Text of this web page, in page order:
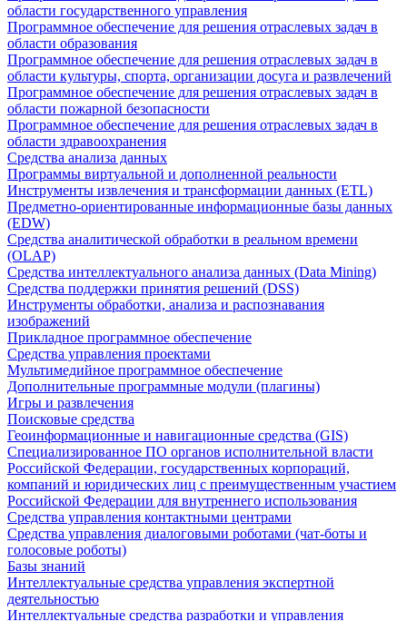
области государственного управления
Программное обеспечение для решения отраслевых задач в
области образования
Программное обеспечение для решения отраслевых задач в
области культуры, спорта, организации досуга и развлечений
Программное обеспечение для решения отраслевых задач в
области пожарной безопасности
Программное обеспечение для решения отраслевых задач в
области здравоохранения
Средства анализа данных
Программы виртуальной и дополненной реальности
Инструменты извлечения и трансформации данных (ETL)
Предметно-ориентированные информационные базы данных
(EDW)
Средства аналитической обработки в реальном времени
(OLAP)
Средства интеллектуального анализа данных (Data Mining)
Средства поддержки принятия решений (DSS)
Инструменты обработки, анализа и распознавания
изображений
Прикладное программное обеспечение
Средства управления проектами
Мультимедийное программное обеспечение
Дополнительные программные модули (плагины)
Игры и развлечения
Поисковые средства
Геоинформационные и навигационные средства (GIS)
Специализированное ПО органов исполнительной власти
Российской Федерации, государственных корпораций,
компаний и юридических лиц с преимущественным участием
Российской Федерации для внутреннего использования
Средства управления контактными центрами
Средства управления диалоговыми роботами (чат-боты и
голосовые роботы)
Базы знаний
Интеллектуальные средства управления экспертной
деятельностью
Интеллектуальные средства разработки и управления